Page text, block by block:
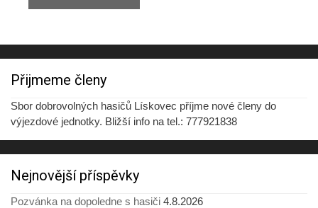
Přijmeme členy
Sbor dobrovolných hasičů Lískovec příjme nové členy do
výjezdové jednotky. Bližší info na tel.: 777921838
Nejnovější příspěvky
Pozvánka na dopoledne s hasiči 4.8.2026